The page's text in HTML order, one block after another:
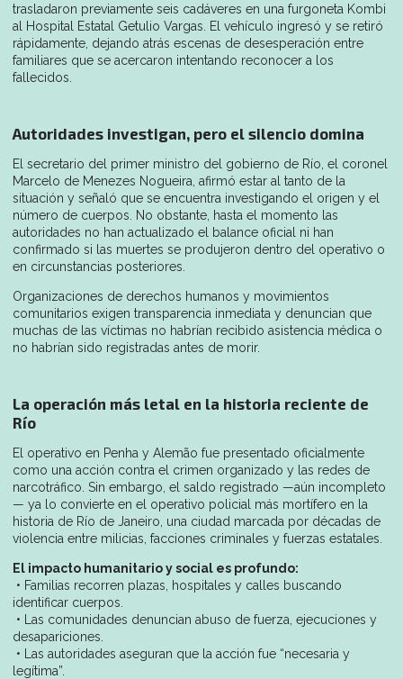
trasladaron previamente seis cadáveres en una furgoneta Kombi
al Hospital Estatal Getulio Vargas. El vehículo ingresó y se retiró
rápidamente, dejando atrás escenas de desesperación entre
familiares que se acercaron intentando reconocer a los
fallecidos.
Autoridades investigan, pero el silencio domina
El secretario del primer ministro del gobierno de Río, el coronel
Marcelo de Menezes Nogueira, afirmó estar al tanto de la
situación y señaló que se encuentra investigando el origen y el
número de cuerpos. No obstante, hasta el momento las
autoridades no han actualizado el balance oficial ni han
confirmado si las muertes se produjeron dentro del operativo o
en circunstancias posteriores.
Organizaciones de derechos humanos y movimientos
comunitarios exigen transparencia inmediata y denuncian que
muchas de las víctimas no habrían recibido asistencia médica o
no habrían sido registradas antes de morir.
La operación más letal en la historia reciente de
Río
El operativo en Penha y Alemão fue presentado oficialmente
como una acción contra el crimen organizado y las redes de
narcotráfico. Sin embargo, el saldo registrado —aún incompleto
— ya lo convierte en el operativo policial más mortífero en la
historia de Río de Janeiro, una ciudad marcada por décadas de
violencia entre milicias, facciones criminales y fuerzas estatales.
El impacto humanitario y social es profundo:
• Familias recorren plazas, hospitales y calles buscando
identificar cuerpos.
• Las comunidades denuncian abuso de fuerza, ejecuciones y
desapariciones.
• Las autoridades aseguran que la acción fue “necesaria y
legítima”.